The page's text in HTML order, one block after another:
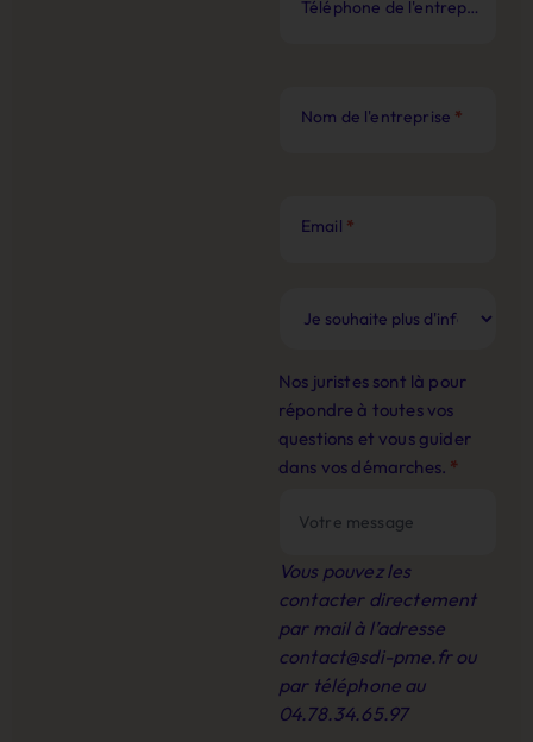
Téléphone de l'entreprise
Nom de l'entreprise *
Email *
Nos juristes sont là pour
répondre à toutes vos
questions et vous guider
dans vos démarches. *
Vous pouvez les
contacter directement
par mail à l’adresse
contact@sdi-pme.frou
par téléphone au
04.78.34.65.97